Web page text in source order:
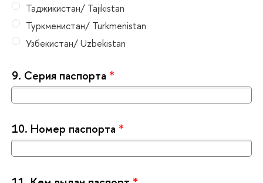
Таджикистан/ Tajikistan
Туркменистан/ Turkmenistan
Узбекистан/ Uzbekistan
9. Серия паспорта *
10. Номер паспорта *